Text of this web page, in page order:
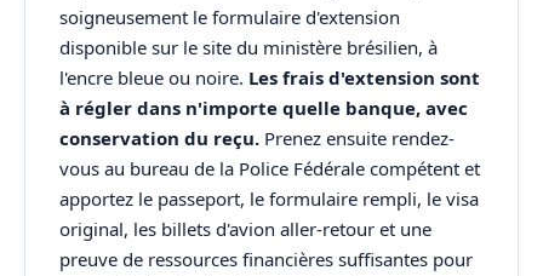
soigneusement le formulaire d'extension
disponible sur le site du ministère brésilien, à
l'encre bleue ou noire. Les frais d'extension sont
à régler dans n'importe quelle banque, avec
conservation du reçu. Prenez ensuite rendez-
vous au bureau de la Police Fédérale compétent et
apportez le passeport, le formulaire rempli, le visa
original, les billets d'avion aller-retour et une
preuve de ressources financières suffisantes pour